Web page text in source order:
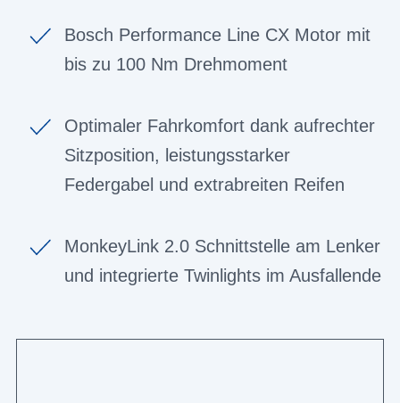
Bosch Performance Line CX Motor mit
bis zu 100 Nm Drehmoment
Optimaler Fahrkomfort dank aufrechter
Sitzposition, leistungsstarker
Federgabel und extrabreiten Reifen
MonkeyLink 2.0 Schnittstelle am Lenker
und integrierte Twinlights im Ausfallende